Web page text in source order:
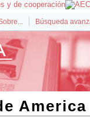
Búsqueda
America